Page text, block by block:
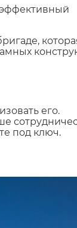
его.
под ключ.